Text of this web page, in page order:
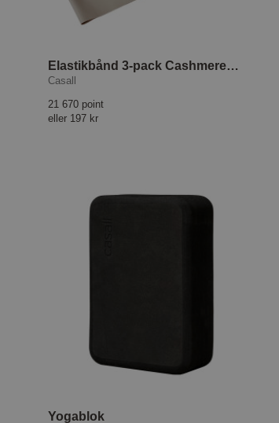
Elastikbånd 3-pack Cashmere Selection
Casall
21 670 point
eller 197 kr
Yogablok